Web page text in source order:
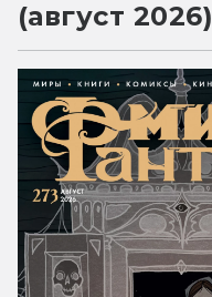
(август 2026)